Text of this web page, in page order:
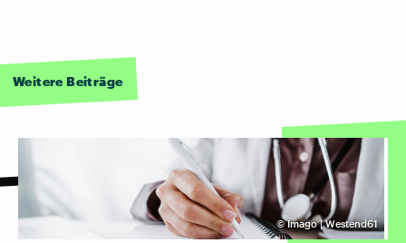
Weitere Beiträge
©Imago | Westend61